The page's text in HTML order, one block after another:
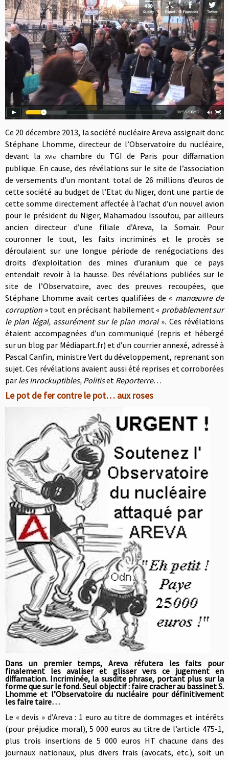
Ce 20 décembre 2013, la société nucléaire Areva assignait donc
Stéphane Lhomme, directeur de l’Observatoire du nucléaire,
devant laXVIe
chambre du TGI de Paris pour diffamation
publique. En cause, des révélations sur le site de l’association
de versements d’un montant total de 26 millions d’euros de
cette société au budget de l’Etat du Niger, dont une partie de
cette somme directement affectée à l’achat d’un nouvel avion
pour le président du Niger, Mahamadou Issoufou, par ailleurs
ancien directeur d’une filiale d’Areva, la Somaïr. Pour
couronner le tout, les faits incriminés et le procès se
déroulaient sur une longue période de renégociations des
droits d’exploitation des mines d’uranium que ce pays
entendait revoir à la hausse. Des révélations publiées sur le
site de l’Observatoire, avec des preuves recoupées, que
Stéphane Lhomme avait certes qualifiées de « manœuvre de
corruption » tout en précisant habilement « probablement sur
le plan légal, assurément sur le plan moral». Ces révélations
étaient accompagnées d’un communiqué (repris et hébergé
sur un blog par Médiapart.fr) et d’un courrier annexé, adressé à
Pascal Canfin, ministre Vert du développement, reprenant son
sujet. Ces révélations avaient aussi été reprises et corroborées
par les Inrockuptibles, Politiset Reporterre…
Le pot de fer contre le pot… aux roses
Dans un premier temps, Areva réfutera les faits pour
finalement les avaliser et glisser vers ce jugement en
diffamation. Incriminée, la susdite phrase, portant plus sur la
forme que sur le fond. Seul objectif : faire cracher au bassinetS.
Lhomme et l’Observatoire du nucléaire pour définitivement
les faire taire…
Le « devis » d’Areva : 1 euro au titre de dommages et intérêts
(pour préjudice moral), 5 000 euros au titre de l’article 475-1,
plus trois insertions de 5 000 euros HT chacune dans des
journaux nationaux, plus divers frais (avocats, etc.), soit un